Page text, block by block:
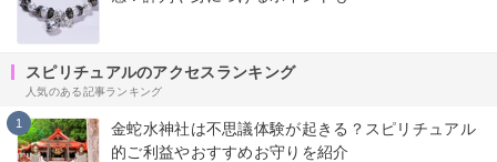
スピリチュアルのアクセスランキング
人気のある記事ランキング
1
金蛇水神社は不思議体験が起きる？スピリチュアル
的ご利益やおすすめお守りを紹介